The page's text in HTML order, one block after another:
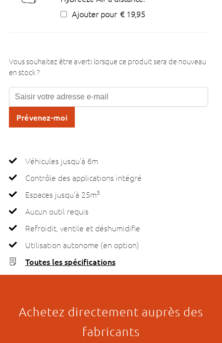
Ajouter pour €19,95
Vous souhaitez être averti lorsque ce produit sera de nouveau
en stock ?
Prévenez-moi
Véhicules jusqu'à 6m
Contrôle des applications intégré
Espaces jusqu'à 25m3
Aucun outil requis
Refroidit, ventile et déshumidifie
Utilisation autonome (en option)
Toutes les spécifications
Achetez directement auprès des
fabricants